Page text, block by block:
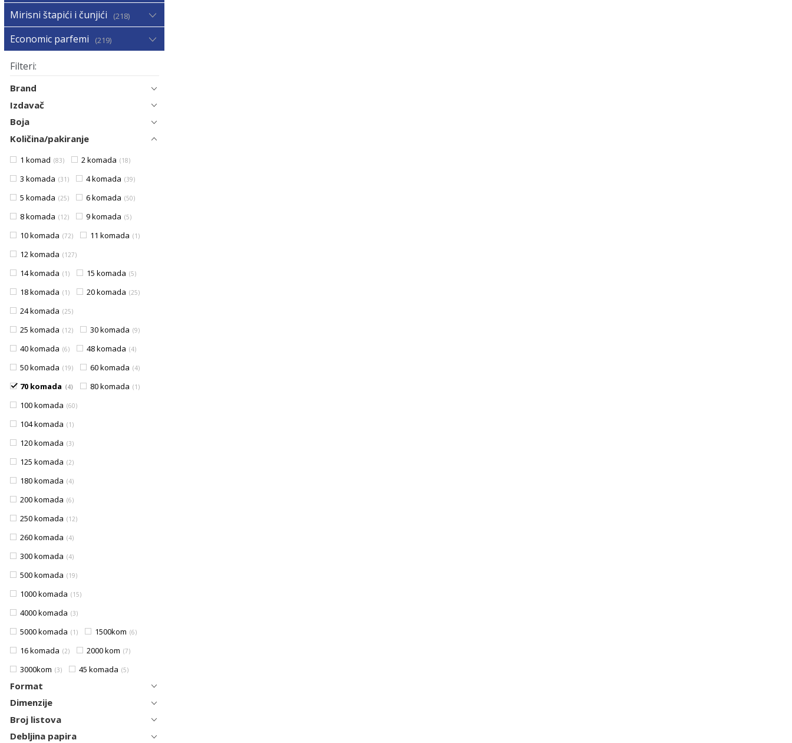
Mirisni štapići i čunjići 218
Economic parfemi 219
Brand
Izdavač
Boja
Količina/pakiranje
1 komad 83 2 komada 18
3 komada 31 4 komada 39
5 komada 25 6 komada 50
8 komada 12 9 komada 5
10 komada 72 11 komada 1
12 komada 127
14 komada 1 15 komada 5
18 komada 1 20 komada 25
24 komada 25
25 komada 12 30 komada 9
40 komada 6 48 komada 4
50 komada 19 60 komada 4
70 komada 4 80 komada 1
100 komada 60
104 komada 1
120 komada 3
125 komada 2
180 komada 4
200 komada 6
250 komada 12
260 komada 4
300 komada 4
500 komada 19
1000 komada 15
4000 komada 3
5000 komada 1 1500kom 6
16 komada 2 2000 kom 7
3000kom 3 45 komada 5
Format
Dimenzije
Broj listova
Debljina papira